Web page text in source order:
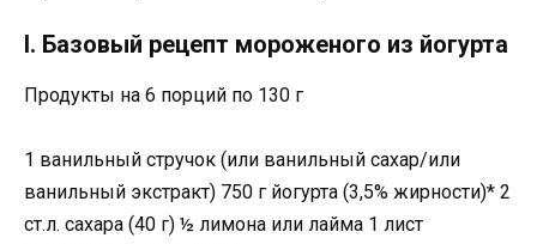
I. Базовый рецепт мороженого из йогурта
Продукты на 6 порций по 130 г
1 ванильный стручок (или ванильный сахар/или
ванильный экстракт) 750 г йогурта (3,5% жирности)* 2
ст.л. сахара (40 г) ½ лимона или лайма 1 лист